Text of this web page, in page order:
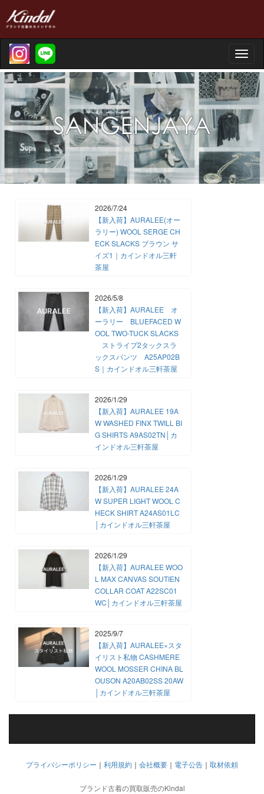
Toggle
2026/7/24
【新入荷】AURALEE(オー
ラリー) WOOL SERGE CH
ECK SLACKS ブラウン サ
イズ1｜カインドオル三軒
茶屋
2026/5/8
【新入荷】AURALEE オ
ーラリー BLUEFACED W
OOL TWO-TUCK SLACKS
ストライプ2タックスラ
ックスパンツ A25AP02B
S｜カインドオル三軒茶屋
2026/1/29
【新入荷】AURALEE 19A
W WASHED FINX TWILL BI
G SHIRTS A9AS02TN│カ
インドオル三軒茶屋
2026/1/29
【新入荷】AURALEE 24A
W SUPER LIGHT WOOL C
HECK SHIRT A24AS01LC
│カインドオル三軒茶屋
2026/1/29
【新入荷】AURALEE WOO
L MAX CANVAS SOUTIEN
COLLAR COAT A22SC01
WC│カインドオル三軒茶屋
2025/9/7
【新入荷】AURALEE×スタ
イリスト私物 CASHMERE
WOOL MOSSER CHINA BL
OUSON A20AB02SS 20AW
│カインドオル三軒茶屋
プライバシーポリシー ｜ 利用規約 ｜ 会社概要 ｜ 電子公告 ｜ 取材依頼
ブランド古着の買取販売のKindal